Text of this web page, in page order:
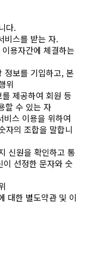
다.
비스를 받는 자.
용자간에 체결하는
정보를 기입하고, 본
위
제공하여 회원 등
할 수 있는 자
스 이용을 위하여
자의 조합을 말합니
신원을 확인하고 통
이 선정한 문자와 숫
대한 별도약관 및 이